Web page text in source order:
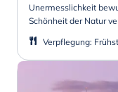
Unermesslichkeit
Schönheit der Natur
Verpflegung: